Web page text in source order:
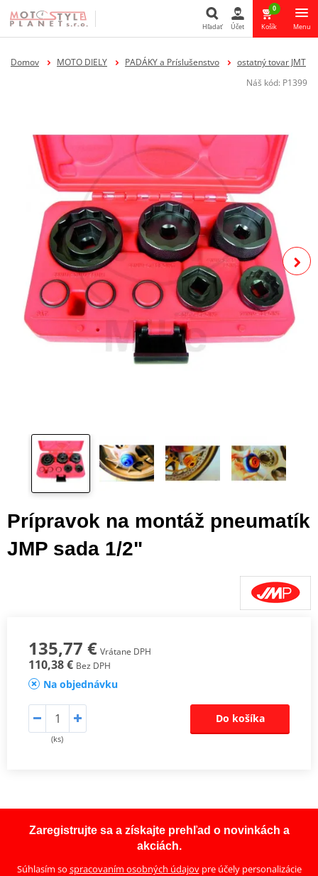
Hľadať
Hľadať Účet
0
Košík Menu
Domov MOTO DIELY PADÁKY a Príslušenstvo
ostatný tovar JMT
Náš kód: P1399
Prípravok na montáž pneumatík
JMP sada 1/2"
135,77 € Vrátane DPH
110,38 € Bez DPH
Na objednávku
(ks)
Do košíka
Zaregistrujte sa a získajte prehľad o novinkách a
akciách.
Súhlasím so spracovaním osobných údajovpre účely personalizácie